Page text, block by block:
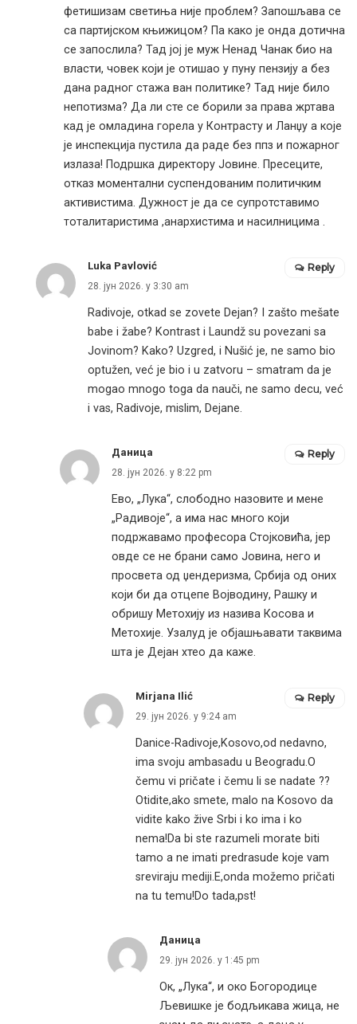
фетишизам светиња није проблем? Запошљава се
са партијском књижицом? Па како је онда дотична
се запослила? Тад јој је муж Ненад Чанак био на
власти, човек који је отишао у пуну пензију а без
дана радног стажа ван политике? Тад није било
непотизма? Да ли сте се борили за права жртава
кад је омладина горела у Контрасту и Ланџу а које
је инспекција пустила да раде без ппз и пожарног
излаза! Подршка директору Јовине. Пресеците,
отказ моментални суспендованим политичким
активистима. Дужност је да се супротставимо
тоталитаристима ,анархистима и насилницима .
Luka Pavlović
28. јун 2026. у 3:30 am
Radivoje, otkad se zovete Dejan? I zašto mešate
babe i žabe? Kontrast i Laundž su povezani sa
Jovinom? Kako? Uzgred, i Nušić je, ne samo bio
optužen, već je bio i u zatvoru – smatram da je
mogao mnogo toga da nauči, ne samo decu, već
i vas, Radivoje, mislim, Dejane.
Reply
Даница
28. јун 2026. у 8:22 pm
Ево, „Лука“, слободно назовите и мене
„Радивоје“, а има нас много који
подржавамо професора Стојковића, јер
овде се не брани само Јовина, него и
просвета од џендеризма, Србија од оних
који би да отцепе Војводину, Рашку и
обришу Метохију из назива Косова и
Метохије. Узалуд је објашњавати таквима
шта је Дејан хтео да каже.
Reply
Mirjana Ilić
29. јун 2026. у 9:24 am
Danice-Radivoje,Kosovo,od nedavno,
ima svoju ambasadu u Beogradu.O
čemu vi pričate i čemu li se nadate ??
Otidite,ako smete, malo na Kosovo da
vidite kako žive Srbi i ko ima i ko
nema!Da bi ste razumeli morate biti
tamo a ne imati predrasude koje vam
sreviraju mediji.E,onda možemo pričati
na tu temu!Do tada,pst!
Reply
Даница
29. јун 2026. у 1:45 pm
Ок, „Лука“, и око Богородице
Љевишке је бодљикава жица, не